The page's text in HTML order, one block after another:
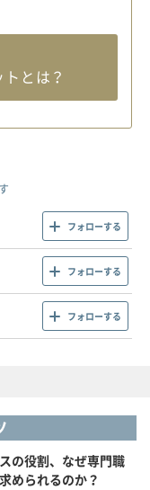
とは？
フォローする
フォローする
フォローする
の役割、なぜ専門職
められるのか？